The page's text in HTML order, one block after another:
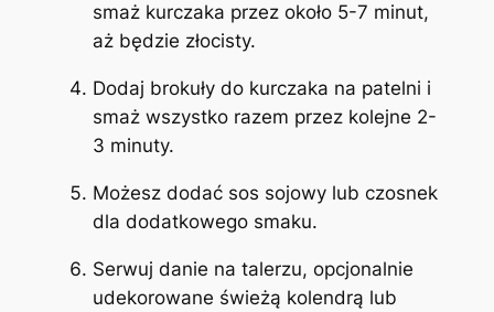
smaż kurczaka przez około 5-7 minut,
aż będzie złocisty.
Dodaj brokuły do kurczaka na patelni i
smaż wszystko razem przez kolejne 2-
3 minuty.
Możesz dodać sos sojowy lub czosnek
dla dodatkowego smaku.
Serwuj danie na talerzu, opcjonalnie
udekorowane świeżą kolendrą lub